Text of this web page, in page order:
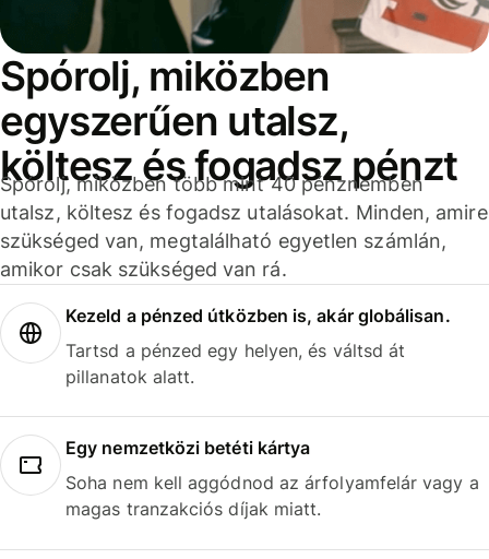
Spórolj, miközben
egyszerűen utalsz,
költesz és fogadsz pénzt
Spórolj, miközben több mint 40 pénznemben
utalsz, költesz és fogadsz utalásokat. Minden, amire
szükséged van, megtalálható egyetlen számlán,
amikor csak szükséged van rá.
Kezeld a pénzed útközben is, akár globálisan.
Tartsd a pénzed egy helyen, és váltsd át
pillanatok alatt.
Egy nemzetközi betéti kártya
Soha nem kell aggódnod az árfolyamfelár vagy a
magas tranzakciós díjak miatt.